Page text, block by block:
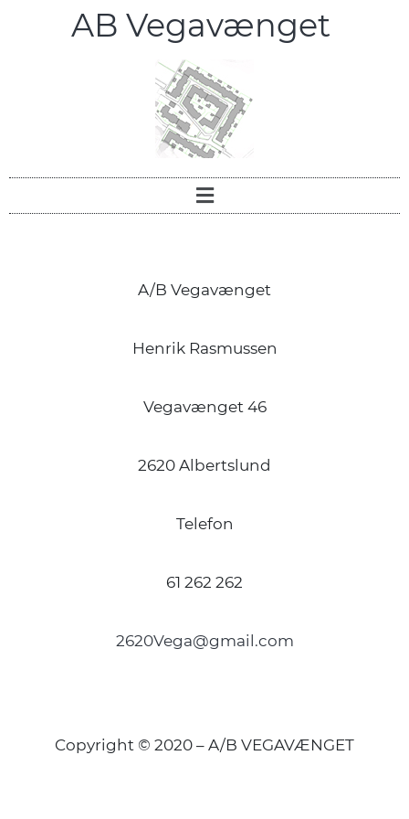
AB Vegavænget
A/B Vegavænget
Henrik Rasmussen
Vegavænget 46
2620 Albertslund
Telefon
61 262 262
2620Vega@gmail.com
Copyright © 2020 – A/B VEGAVÆNGET